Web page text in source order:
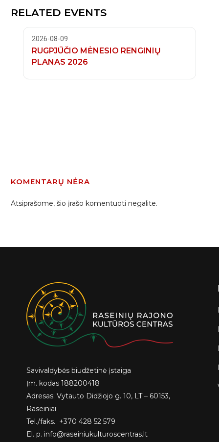
RELATED EVENTS
2026-08-09
RUGPJŪČIO MĖNESIO RENGINIŲ
PLANAS 2026
KOMENTARŲ NĖRA
Atsiprašome, šio įrašo komentuoti negalite.
Savivaldybės biudžetinė įstaiga
Įm. kodas 188200418
Adresas: Vytauto Didžiojo g. 10, LT – 60153,
Raseiniai
Tel./faks. +370 428 52 579
El. p. info@raseiniukulturoscentras.lt